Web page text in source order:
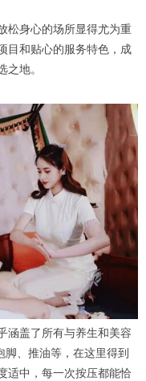
身心的场所显得尤为重
目和贴心的服务特色，成
之地。
盖了所有与养生和美容
脚、推油等，在这里得到
适中，每一次按压都能恰